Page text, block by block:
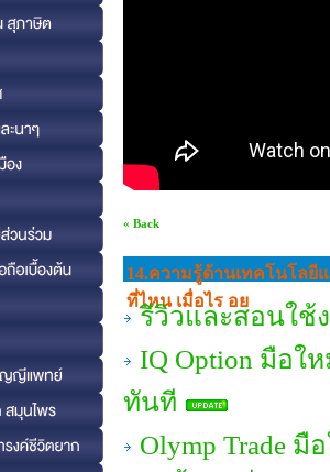
« Back
14.ความรู้ด้านเทคโนโลยี
ที่ไหน เมื่อไร อย
รีวิวและสอนใช้
IQ Option มือใ
ทันที
Olymp Trade